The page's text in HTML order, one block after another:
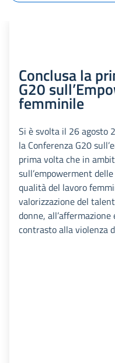
Conclusa la
G20
femminile
Si è svolta il 26 agosto
la Conferenza G20
prima volta che in
sull’empowerment
qualità del lavoro
valorizzazione del
donne,
contrasto alla violenza